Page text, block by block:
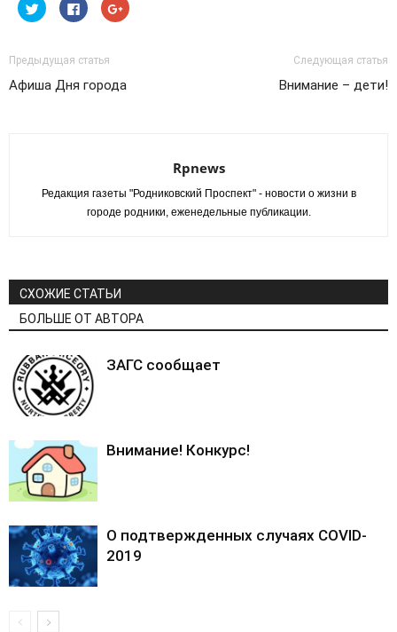
Нажмите,
чтобы
поделиться
(Открывается
в
новом
окне)
Нажмите
здесь,
чтобы
на
Facebook.
(Открывается
в
Нажмите,
чтобы
новом
окне)
Предыдущая статья
Афиша Дня города
Следующая статья
Внимание – дети!
Rpnews
Редакция газеты "Родниковский Проспект" - новости о жизни в
городе родники, еженедельные публикации.
СХОЖИЕ СТАТЬИ
БОЛЬШЕ ОТ АВТОРА
ЗАГС сообщает
Внимание! Конкурс!
О подтвержденных случаях COVID-
2019